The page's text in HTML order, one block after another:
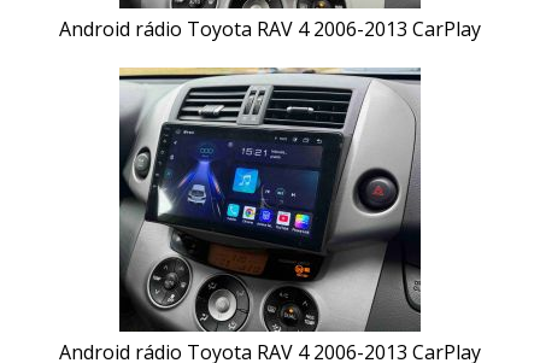
Android rádio Toyota RAV 4 2006-2013 CarPlay
Android rádio Toyota RAV 4 2006-2013 CarPlay